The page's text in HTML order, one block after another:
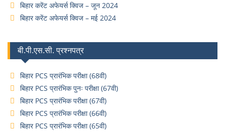
बिहार करेंट अफेयर्स क्विज – जून 2024
बिहार करेंट अफेयर्स क्विज – मई 2024
बी.पी.एस.सी. प्रश्नपत्र
बिहार PCS प्रारंभिक परीक्षा (68वी)
बिहार PCS प्रारंभिक पुनः परीक्षा (67वी)
बिहार PCS प्रारंभिक परीक्षा (67वी)
बिहार PCS प्रारंभिक परीक्षा (66वी)
बिहार PCS प्रारंभिक परीक्षा (65वी)